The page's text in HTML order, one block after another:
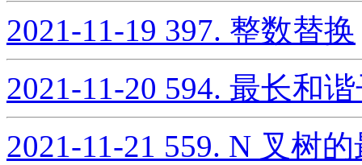
2021-11-19 397. 整数替换
2021-11-20 594. 最长和
2021-11-21 559. N 叉树